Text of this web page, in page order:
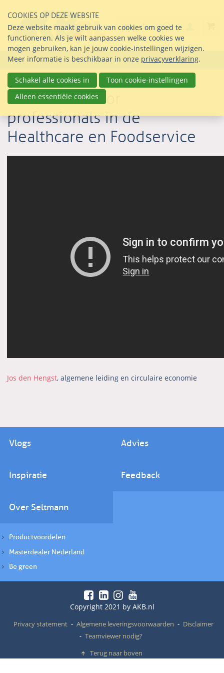
links
over
Direct
naar
inhoud
Direct
naar
het
hoofdmenu
info@seltmann-
Stel uw vraag
030 69 50 814
Search
Menu
Verrassend voor
professionals in de
Healthcare en Foodservice
Jos den Hengst, algemene leiding en circulaire economie
Vlogs Advies
Inspiratie Feedback
Over Seltmann
Productvoordelen
Masterdealer Nederland
Be green
Copyright 2021 by AKB.nl
Privacy statement Algemene leveringsvoorwaarden
Disclaimer
Teamviewer nodig?
Terug naar boven
COOKIES OP DEZE WEBSITE
Deze website maakt gebruik van cookies om goed te
functioneren. Als je wilt aanpassen welke cookies we
mogen gebruiken, kan je jouw cookie-instellingen wijzigen.
Meer informatie is beschikbaar in onze privacyverklaring.
Schakel alle cookies in
Toon cookie-instellingen
Alleen essentiële cookies